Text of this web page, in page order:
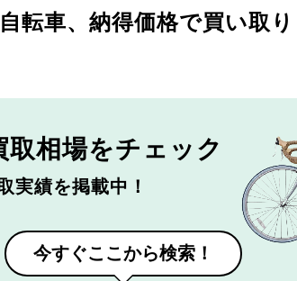
転車、 納得価格で買い取
取相場をチェック
実績を掲載中！
今すぐここから検索！